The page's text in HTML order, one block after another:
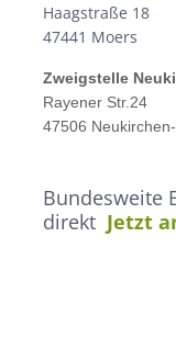
Haagstraße 18
47441 Moers
Zweigstelle
Rayener Str.24
47506
Bundesweite
direkt Jetzt